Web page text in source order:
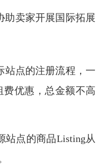
助卖家开展国际拓展
站点的注册流程，一
优惠，总金额不高
站点的商品Listing从